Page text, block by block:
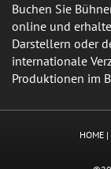
Buchen Sie
online und
Darstellern oder
internationale
Produktionen im
HOME |